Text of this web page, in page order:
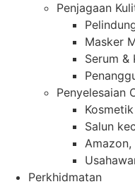
Penjagaan
Masker
Serum &
Penyelesaian
Salun
Perkhidmatan